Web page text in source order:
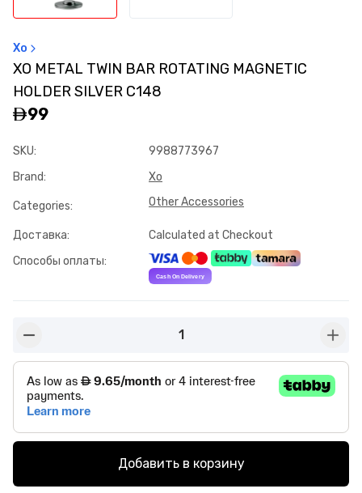
Xo
XO METAL TWIN BAR ROTATING MAGNETIC
HOLDER SILVER C148
99
SKU:
9988773967
Brand: Xo
Categories: Other Accessories
Доставка:
Calculated at Checkout
Способы оплаты:
1
Добавить в корзину